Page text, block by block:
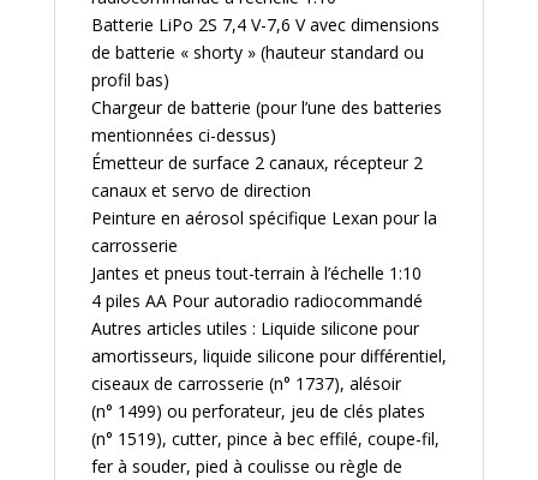
Batterie LiPo 2S 7,4 V-7,6 V avec dimensions
de batterie « shorty » (hauteur standard ou
profil bas)
Chargeur de batterie (pour l’une des batteries
mentionnées ci-dessus)
Émetteur de surface 2 canaux, récepteur 2
canaux et servo de direction
Peinture en aérosol spécifique Lexan pour la
carrosserie
Jantes et pneus tout-terrain à l’échelle 1:10
4 piles AA Pour autoradio radiocommandé
Autres articles utiles : Liquide silicone pour
amortisseurs, liquide silicone pour différentiel,
ciseaux de carrosserie (n° 1737), alésoir
(n° 1499) ou perforateur, jeu de clés plates
(n° 1519), cutter, pince à bec effilé, coupe-fil,
fer à souder, pied à coulisse ou règle de